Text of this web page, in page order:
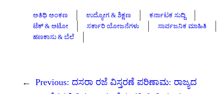
ಅತಿಥಿ ಅಂಕಣ ಉದ್ಯೋಗ & ಶಿಕ್ಷಣ
ಕರ್ನಾಟಕ ಸುದ್ದಿ
ಟೆಕ್ & ಆಟೋ
ಸರ್ಕಾರಿ ಯೋಜನೆಗಳು
ಸಾರ್ವಜನಿಕ ಮಾಹಿತಿ
ಹಣಕಾಸು & ಬೆಲೆ
← Previous: ದಸರಾ ರಜೆ ವಿಸ್ತರಣೆ ಪರಿಣಾಮ: ರಾಜ್ಯದ